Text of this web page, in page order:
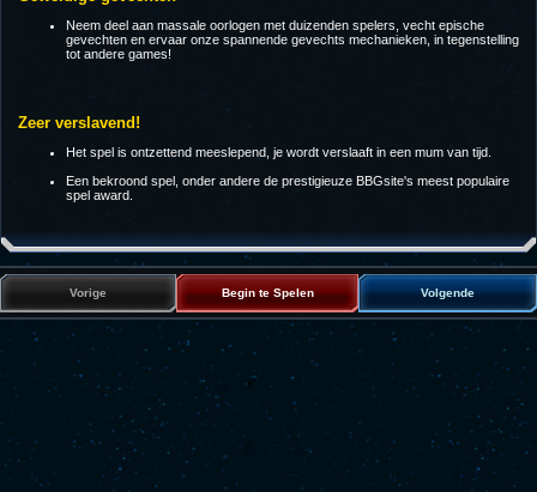
Neem deel aan massale oorlogen met duizenden spelers, vecht epische
gevechten en ervaar onze spannende gevechts mechanieken, in tegenstelling
tot andere games!
Zeer verslavend!
Het spel is ontzettend meeslepend, je wordt verslaaft in een mum van tijd.
Een bekroond spel, onder andere de prestigieuze BBGsite's meest populaire
spel award.
Vorige Begin te Spelen Volgende